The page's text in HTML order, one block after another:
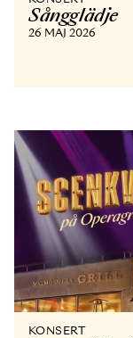
Sångglädje
26 MAJ 2026
KONSERT